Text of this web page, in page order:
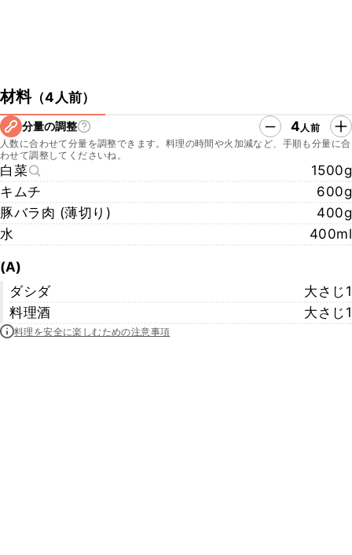
材料（4人前）
分量の調整 4人前
人数に合わせて分量を調整できます。料理の時間や火加減など、手順も分量に合
わせて調整してくださいね。
白菜
1500g
キムチ
600g
豚バラ肉 (薄切り)
400g
水
400ml
(A)
ダシダ
大さじ1
料理酒
大さじ1
料理を安全に楽しむための注意事項